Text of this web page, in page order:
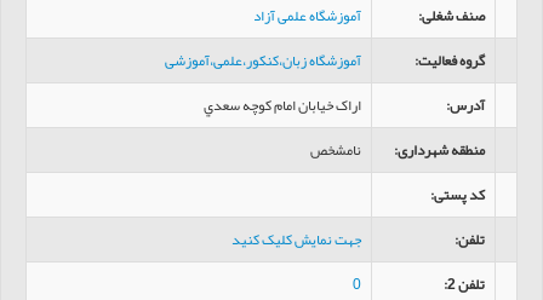
صنف شغلی:
آموزشگاه علمی آزاد
گروه فعالیت:
آموزشگاه زبان،کنکور،علمی،آموزشی
آدرس:
اراک خیابان امام کوچه سعدي
منطقه شهرداری:
نامشخص
کد پستی:
تلفن:
جهت نمایش کلیک کنید
تلفن 2 :
0